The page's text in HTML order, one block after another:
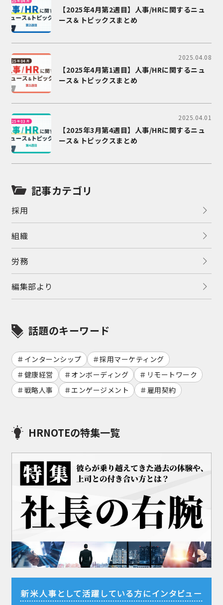
【2025年4月第2週目】人事/HRに関するニュ
ース＆トピックスまとめ
2025.04.08
【2025年4月第1週目】人事/HRに関するニュ
ース＆トピックスまとめ
2025.04.01
【2025年3月第4週目】人事/HRに関するニュ
ース＆トピックスまとめ
記事カテゴリ
採用
組織
労務
編集部より
話題のキーワード
インターンシップ
採用マーケティング
健康経営
オンボーディング
リモートワーク
戦略人事
エンゲージメント 雇用契約
HRNOTEの特集一覧